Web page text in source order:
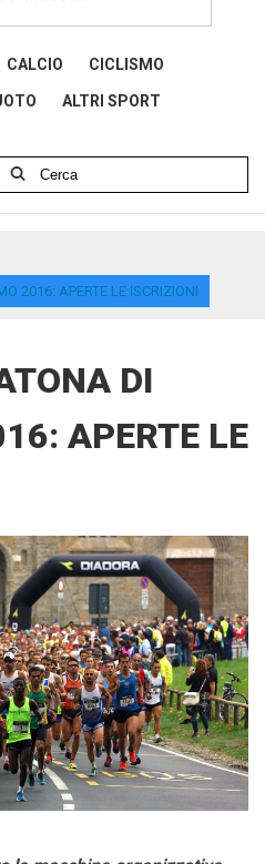
CALCIO CICLISMO
ALTRI SPORT
2016: APERTE LE ISCRIZIONI
DI
APERTE LE